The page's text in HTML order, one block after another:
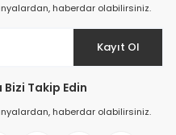
haberdar olabilirsiniz.
Kayıt Ol
Takip Edin
haberdar olabilirsiniz.